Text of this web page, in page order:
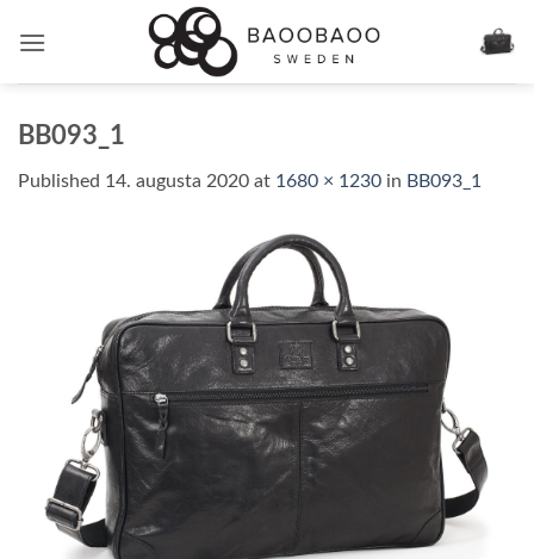
BB093_1
Published 14. augusta 2020 at 1680 × 1230 in BB093_1